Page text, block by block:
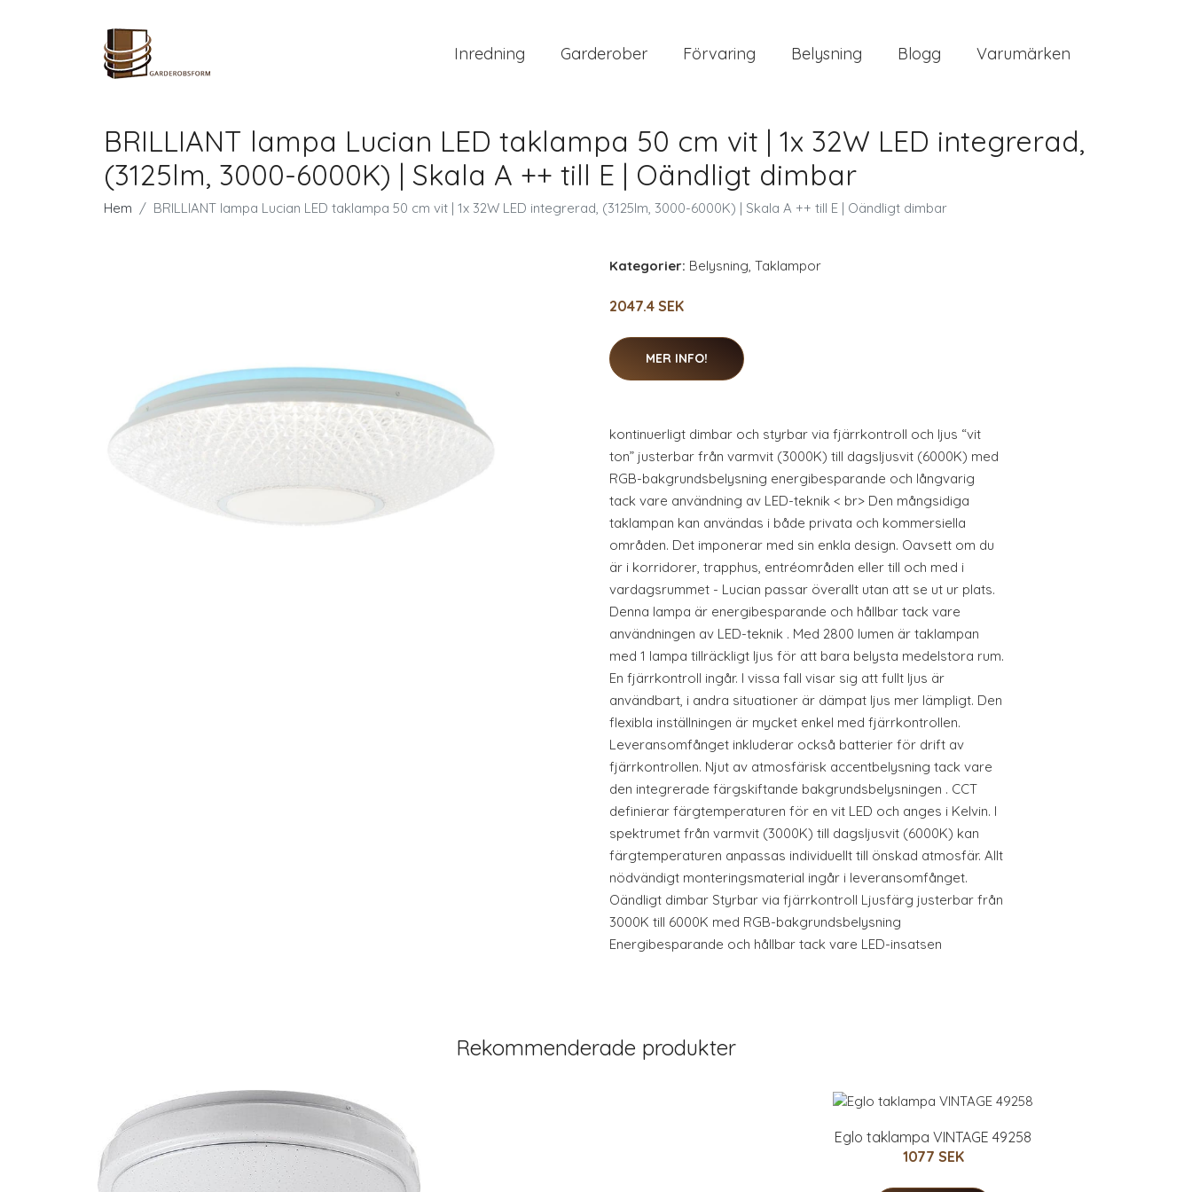
Inredning Garderober Förvaring Belysning Blogg Varumärken
BRILLIANT lampa Lucian LED taklampa 50 cm vit | 1x 32W LED integrerad,
(3125lm, 3000-6000K) | Skala A ++ till E | Oändligt dimbar
Hem BRILLIANT lampa Lucian LED taklampa 50 cm vit | 1x 32W LED integrerad, (3125lm, 3000-6000K) | Skala A ++ till E | Oändligt dimbar
Kategorier: Belysning, Taklampor
2047.4 SEK
MER INFO!
kontinuerligt dimbar och styrbar via fjärrkontroll och ljus “vit
ton” justerbar från varmvit (3000K) till dagsljusvit (6000K) med
RGB-bakgrundsbelysning energibesparande och långvarig
tack vare användning av LED-teknik < br> Den mångsidiga
taklampan kan användas i både privata och kommersiella
områden. Det imponerar med sin enkla design. Oavsett om du
är i korridorer, trapphus, entréområden eller till och med i
vardagsrummet - Lucian passar överallt utan att se ut ur plats.
Denna lampa är energibesparande och hållbar tack vare
användningen av LED-teknik . Med 2800 lumen är taklampan
med 1 lampa tillräckligt ljus för att bara belysta medelstora rum.
En fjärrkontroll ingår. I vissa fall visar sig att fullt ljus är
användbart, i andra situationer är dämpat ljus mer lämpligt. Den
flexibla inställningen är mycket enkel med fjärrkontrollen.
Leveransomfånget inkluderar också batterier för drift av
fjärrkontrollen. Njut av atmosfärisk accentbelysning tack vare
den integrerade färgskiftande bakgrundsbelysningen . CCT
definierar färgtemperaturen för en vit LED och anges i Kelvin. I
spektrumet från varmvit (3000K) till dagsljusvit (6000K) kan
färgtemperaturen anpassas individuellt till önskad atmosfär. Allt
nödvändigt monteringsmaterial ingår i leveransomfånget.
Oändligt dimbar Styrbar via fjärrkontroll Ljusfärg justerbar från
3000K till 6000K med RGB-bakgrundsbelysning
Energibesparande och hållbar tack vare LED-insatsen
Rekommenderade produkter
Eglo taklampa VINTAGE 49258
1077 SEK